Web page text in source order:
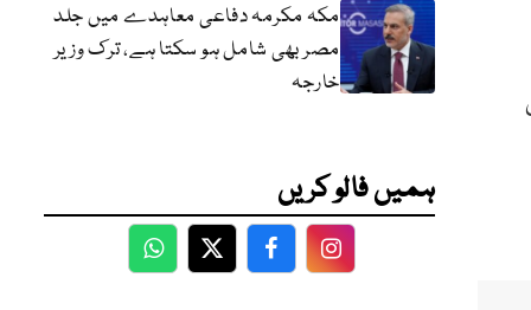
مکہ مکرمہ دفاعی معاہدے میں جلد
مصر بھی شامل ہو سکتا ہے، ترک وزیر
خارجہ
ہمیں فالو کریں
WhatsApp
TwitterFacebookFacebook